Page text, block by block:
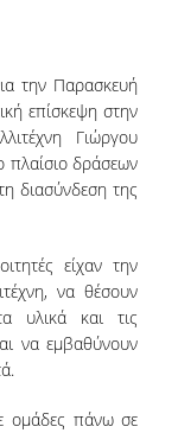
την Παρασκευή
επίσκεψη στην
Γιώργου
πλαίσιο δράσεων
διασύνδεση της
είχαν την
να θέσουν
υλικά και τις
να εμβαθύνουν
ομάδες πάνω σε